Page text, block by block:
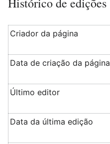
Criador da página
Data de criação da página
Último editor
Data da última edição